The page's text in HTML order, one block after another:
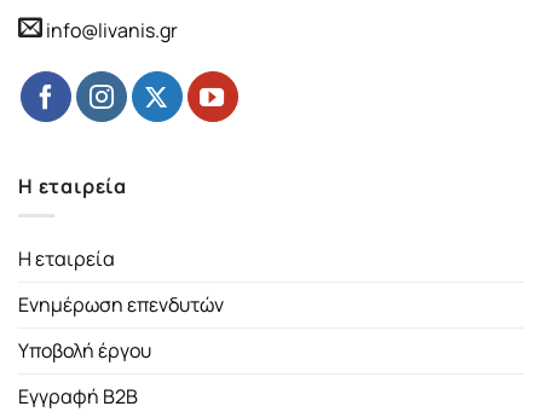
info@livanis.gr
Η εταιρεία
Η εταιρεία
Ενημέρωση επενδυτών
Υποβολή έργου
Εγγραφή B2B